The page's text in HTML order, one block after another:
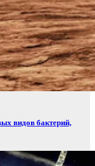
видов бактерий,